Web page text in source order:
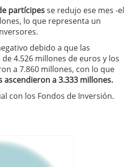
partícipesse redujo ese mes -el
lo que representa un
debido a que las
4.526 millones de euros y los
a 7.860 millones, con lo que
a 3.333 millones.
con los Fondos de Inversión.